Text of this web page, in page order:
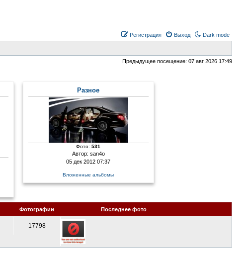
Dark mode
Выход
Регистрация
Предыдущее посещение: 07 авг 2026 17:49
Разное
Фото:531
Автор: san4o
05 дек 2012 07:37
Вложенные альбомы
Фотографии Последнее фото
17798